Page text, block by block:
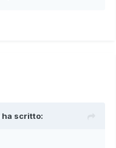
ha scritto: